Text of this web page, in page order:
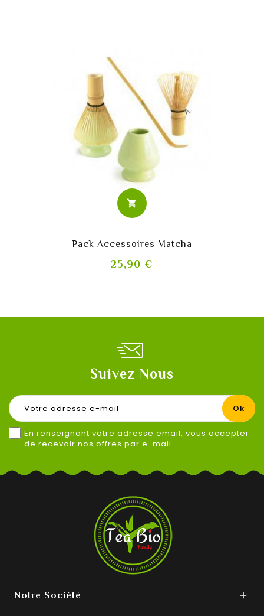
shopping_cart
Pack Accessoires Matcha
25,90 €
Suivez Nous
En renseignant votre adresse email, vous accepter
de recevoir nos offres par e-mail.
Notre Société 